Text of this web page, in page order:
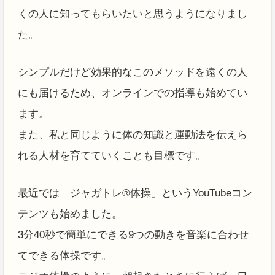
くの人に知ってもらいたいと思うようになりまし
た。
シンプルだけど効果的なこのメソッドを遠くの人
にも届けるため、オンラインでの指導も始めてい
ます。
また、私と同じように体の知識と運動法を伝えら
れる人材を育てていくことも目標です。
最近では「ジャガトレ®体操」というYouTubeコン
テンツも始めました。
3分40秒で簡単にできる9つの動きを音楽に合わせ
てできる体操です。